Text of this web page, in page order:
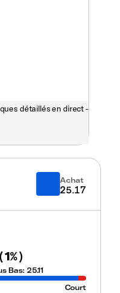
détaillés en direct -
Achat
25.17
(1%)
Bas: 25.11
Court